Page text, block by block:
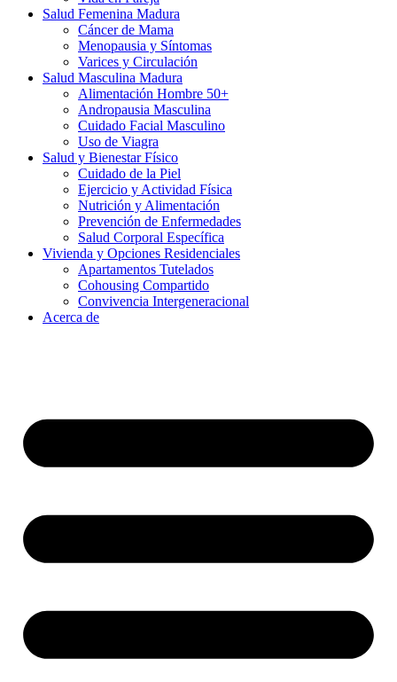
Salud Femenina Madura
Cáncer de Mama
Menopausia y Síntomas
Varices y Circulación
Salud Masculina Madura
Alimentación Hombre 50+
Andropausia Masculina
Cuidado Facial Masculino
Uso de Viagra
Salud y Bienestar Físico
Cuidado de la Piel
Ejercicio y Actividad Física
Nutrición y Alimentación
Prevención de Enfermedades
Salud Corporal Específica
Vivienda y Opciones Residenciales
Apartamentos Tutelados
Cohousing Compartido
Convivencia Intergeneracional
Acerca de